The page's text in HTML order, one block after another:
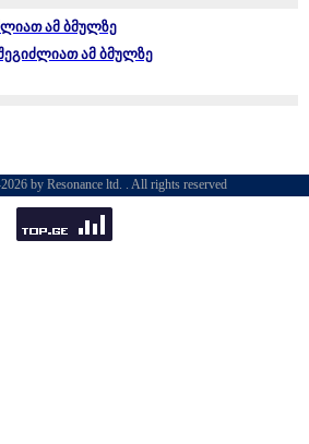
ამ ბმულზე
ამ ბმულზე
by Resonance ltd. . All rights reserved